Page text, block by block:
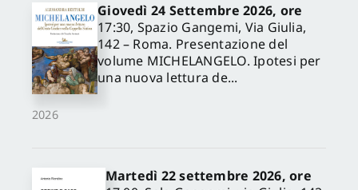
2026
Giovedì 24 Settembre 2026, ore
17:30, Spazio Gangemi, Via Giulia,
142 – Roma. Presentazione del
volume MICHELANGELO. Ipotesi per
una nuova lettura de...
Martedì 22 settembre 2026, ore